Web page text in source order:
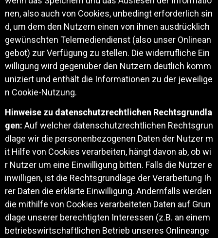
nen, also auch von Cookies, unbedingt erforderlich sin
d, um dem den Nutzern einen von ihnen ausdrücklich
gewünschten Telemediendienst (also unser Onlinean
gebot) zur Verfügung zu stellen. Die widerrufliche Ein
willigung wird gegenüber den Nutzern deutlich komm
uniziert und enthält die Informationen zu der jeweilige
n Cookie-Nutzung.
Hinweise zu datenschutzrechtlichen Rechtsgrundla
gen: Auf welcher datenschutzrechtlichen Rechtsgrun
dlage wir die personenbezogenen Daten der Nutzer m
it Hilfe von Cookies verarbeiten, hängt davon ab, ob wi
r Nutzer um eine Einwilligung bitten. Falls die Nutzer e
inwilligen, ist die Rechtsgrundlage der Verarbeitung Ih
rer Daten die erklärte Einwilligung. Andernfalls werden
die mithilfe von Cookies verarbeiteten Daten auf Grun
dlage unserer berechtigten Interessen (z.B. an einem
betriebswirtschaftlichen Betrieb unseres Onlineange